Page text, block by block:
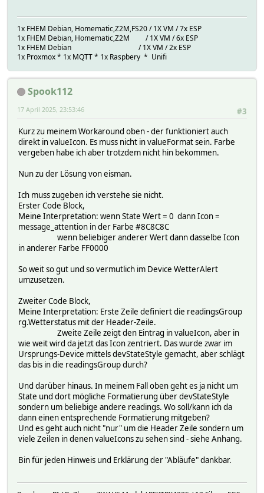
1x FHEM Debian, Homematic,Z2M,FS20 / 1X VM / 7x ESP
1x FHEM Debian, Homematic,Z2M / 1X VM / 6x ESP
1x FHEM Debian / 1X VM / 2x ESP
1x Proxmox * 1x MQTT * 1x Raspbery * Unifi
Spook112
#3
17 April 2025, 23:53:46
Kurz zu meinem Workaround oben - der funktioniert auch
direkt in valueIcon. Es muss nicht in valueFormat sein. Farbe
vergeben habe ich aber trotzdem nicht hin bekommen.
Nun zu der Lösung von eisman.
Ich muss zugeben ich verstehe sie nicht.
Erster Code Block,
Meine Interpretation: wenn State Wert = 0 dann Icon =
message_attention in der Farbe #8C8C8C
wenn beliebiger anderer Wert dann dasselbe Icon
in anderer Farbe FF0000
So weit so gut und so vermutlich im Device WetterAlert
umzusetzen.
Zweiter Code Block,
Meine Interpretation: Erste Zeile definiert die readingsGroup
rg.Wetterstatus mit der Header-Zeile.
Zweite Zeile zeigt den Eintrag in valueIcon, aber in
wie weit wird da jetzt das Icon zentriert. Das wurde zwar im
Ursprungs-Device mittels devStateStyle gemacht, aber schlägt
das bis in die readingsGroup durch?
Und darüber hinaus. In meinem Fall oben geht es ja nicht um
State und dort mögliche Formatierung über devStateStyle
sondern um beliebige andere readings. Wo soll/kann ich da
dann einen entsprechende Formatierung mitgeben?
Und es geht auch nicht "nur" um die Header Zeile sondern um
viele Zeilen in denen valueIcons zu sehen sind - siehe Anhang.
Bin für jeden Hinweis und Erklärung der "Abläufe" dankbar.